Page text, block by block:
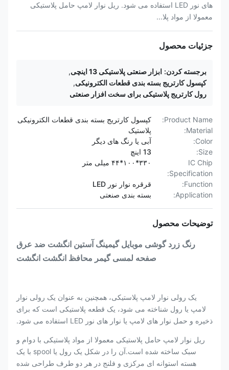
های نور LED استفاده می شود. ریل نوار لامپ حامل پلاستیکی
معمولا از مواد پلا...
جزئیات محصول
برجسته کردن: ابزار صنعتی پلاستیکی 13 اینچی
,
کپسول کارتریج بسته بندی قطعات الکترونیکی,
رول کارتریج پلاستیکی برای سخت افزار صنعتی
Product Name:
کپسول کارتریج بسته بندی قطعات الکترونیکی
Material:
پلاستیک
Color:
آبی یا رنگ های دیگر
Size:
13 اینچ
IC Chip
Specification:
۳۳۰*۱۰۰*۴۴ میلی متر
Function:
قرقره نوار نور LED
Application:
بسته بندی صنعتی
توضیحات محصول
رنگ زرد گوشی موبایل گیمینگ آستین انگشت ضد عرق
صفحه لمسی گیمر محافظ انگشت انگشت
یک رولی نوار لامپ پلاستیکی، همچنین به عنوان یک رولی نوار
لامپ یا رول شناخته می شود، یک قطعه پلاستیکی است که برای
ذخیره و حمل نوار های لامپ یا نوار های نور LED استفاده می شود.
ریل نوار لامپ حامل پلاستیکی معمولا از مواد پلاستیکی با دوام و
سبک ساخته شده است.آن را در شکل یک رول یا spool با یک
هسته استوانه ای مرکزی و فلنج در هر دو طرف طراحی شده